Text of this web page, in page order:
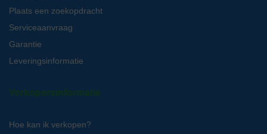
Plaats een zoekopdracht
Serviceaanvraag
Garantie
Leveringsinformatie
Verkopersinformatie
Hoe kan ik verkopen?